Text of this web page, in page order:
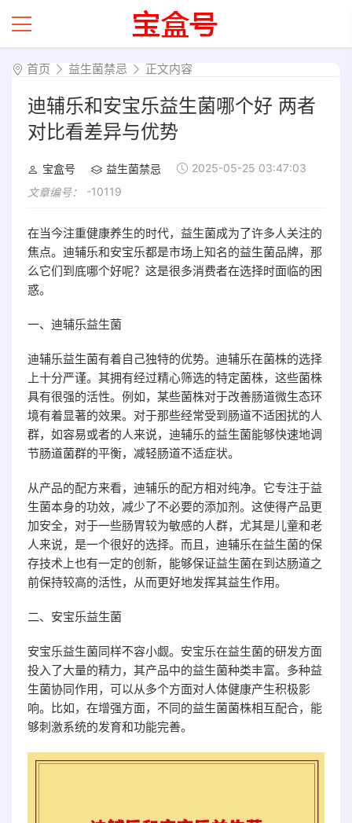
首页 益生菌禁忌 正文内容
迪辅乐和安宝乐益生菌哪个好 两者
对比看差异与优势
宝盒号 益生菌禁忌
2025-05-25 03:47:03
文章编号：
-10119
在当今注重健康养生的时代，益生菌成为了许多人关注的
焦点。迪辅乐和安宝乐都是市场上知名的益生菌品牌，那
么它们到底哪个好呢？这是很多消费者在选择时面临的困
惑。
一、迪辅乐益生菌
迪辅乐益生菌有着自己独特的优势。迪辅乐在菌株的选择
上十分严谨。其拥有经过精心筛选的特定菌株，这些菌株
具有很强的活性。例如，某些菌株对于改善肠道微生态环
境有着显著的效果。对于那些经常受到肠道不适困扰的人
群，如容易或者的人来说，迪辅乐的益生菌能够快速地调
节肠道菌群的平衡，减轻肠道不适症状。
从产品的配方来看，迪辅乐的配方相对纯净。它专注于益
生菌本身的功效，减少了不必要的添加剂。这使得产品更
加安全，对于一些肠胃较为敏感的人群，尤其是儿童和老
人来说，是一个很好的选择。而且，迪辅乐在益生菌的保
存技术上也有一定的创新，能够保证益生菌在到达肠道之
前保持较高的活性，从而更好地发挥其益生作用。
二、安宝乐益生菌
安宝乐益生菌同样不容小觑。安宝乐在益生菌的研发方面
投入了大量的精力，其产品中的益生菌种类丰富。多种益
生菌协同作用，可以从多个方面对人体健康产生积极影
响。比如，在增强方面，不同的益生菌菌株相互配合，能
够刺激系统的发育和功能完善。